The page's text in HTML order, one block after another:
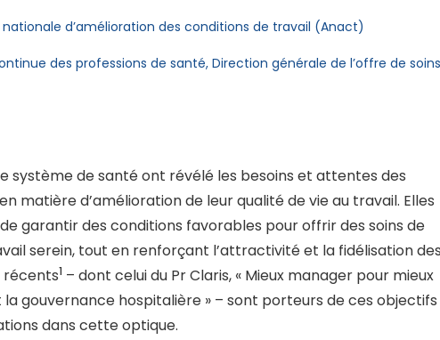
d’amélioration des conditions de travail (Anact)
des professions de santé, Direction générale de l’offre de soins
système de santé ont révélé les besoins et attentes des
matière d’amélioration de leur qualité de vie au travail. Elles
garantir des conditions favorables pour offrir des soins de
serein, tout en renforçant l’attractivité et la fidélisation des
récents1 – dont celui du Pr Claris, « Mieux manager pour mieux
gouvernance hospitalière » – sont porteurs de ces objectifs
dans cette optique.